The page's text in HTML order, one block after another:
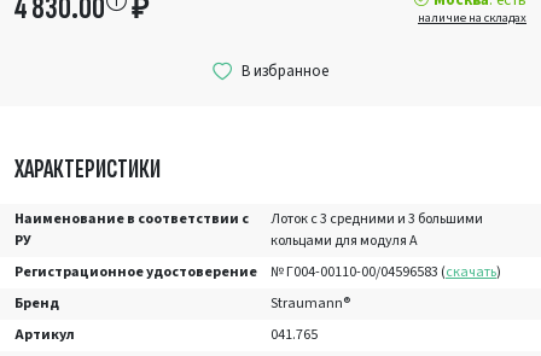
ХАРАКТЕРИСТИКИ
Наименование в соответствии с
РУ
Лоток с 3 средними и 3 большими
кольцами для модуля А
Регистрационное удостоверение
№ Г004-00110-00/04596583 (скачать)
Бренд
Straumann®
Артикул
041.765
4 830.00 ₽ наличие на складах